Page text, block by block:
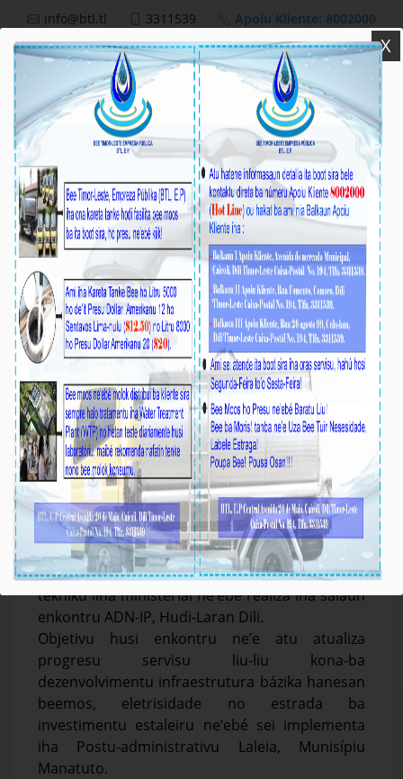
info@btl.tl 3311539 Apoiu Kliente: 8002000
BTL,E.P
Nutisia
BTL,E.P Partsipa iha Reuniaun Grupo traballu
ba investimentu estalero iha Laleia,iha salaun
enkontru ADN-IP hudi Laran.
Média_BTL, E.P 08-Abril-2026
Dili,08 Abril 2026,Diretór Enjenaria no
Investimentu (DEI),João da Cruz Cardoso,
partisipa iha enkontru entre grupu traballu
tékniku liña ministeriál ne’ebé realiza iha salaun
enkontru ADN-IP, Hudi-Laran Dili.
Objetivu husi enkontru ne’e atu atualiza
progresu servisu liu-liu kona-ba
dezenvolvimentu infraestrutura bázika hanesan
beemos, eletrisidade no estrada ba
investimentu estaleiru ne’ebé sei implementa
iha Postu-administrativu Laleia, Munisípiu
Manatuto.
X